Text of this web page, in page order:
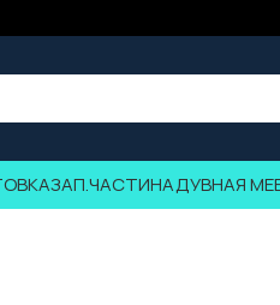
ЗАП.ЧАСТИНАДУВНАЯ